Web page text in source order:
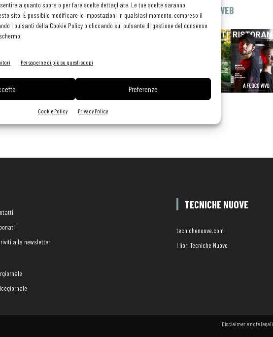
a quanto sopra o per fare scelte dettagliate. Le tue scelte saranno
sito. È possibile modificare le impostazioni in qualsiasi momento, compreso il
i pulsanti della Cookie Policy o cliccando sul pulsante di gestione del consenso
Per saperne di più su questi scopi
Preferenze
Cookie Policy Privacy Policy
EDICOLA WEB
alla newsletter
TECNICHE NUOVE
tecnichenuove.com
I libri Tecniche Nuove
Disclaimer e note legali